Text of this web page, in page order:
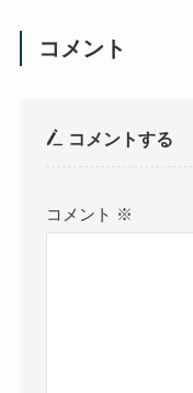
コメント
コメントする
コメント ※